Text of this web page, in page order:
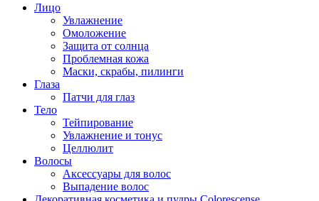
Лицо
Увлажнение
Омоложение
Защита от солнца
Проблемная кожа
Маски, скрабы, пилинги
Глаза
Патчи для глаз
Тело
Тейпирование
Увлажнение и тонус
Целлюлит
Волосы
Аксессуары для волос
Выпадение волос